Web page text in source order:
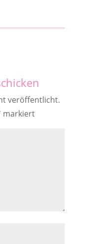
veröffentlicht.
markiert